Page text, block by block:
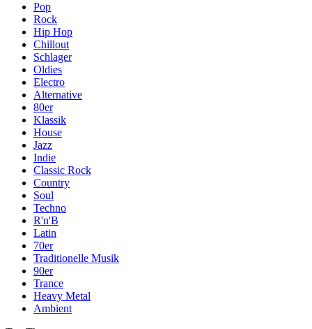
Pop
Rock
Hip Hop
Chillout
Schlager
Oldies
Electro
Alternative
80er
Klassik
House
Jazz
Indie
Classic Rock
Country
Soul
Techno
R'n'B
Latin
70er
Traditionelle Musik
90er
Trance
Heavy Metal
Ambient